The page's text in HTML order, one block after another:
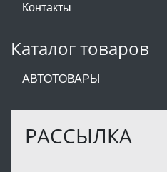
Контакты
Каталог товаров
АВТОТОВАРЫ
РАССЫЛКА